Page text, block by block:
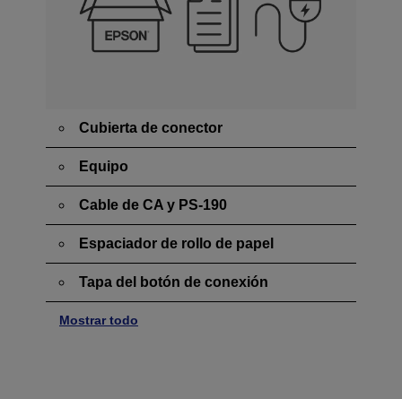
Cubierta de conector
Equipo
Cable de CA y PS-190
Espaciador de rollo de papel
Tapa del botón de conexión
Mostrar todo